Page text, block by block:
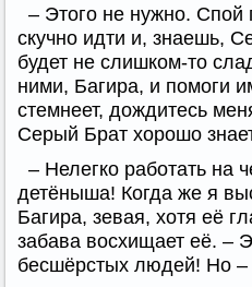
– Этого не нужно. Спой
скучно идти и, знаешь,
будет не слишком-то
ними, Багира, и помоги
стемнеет, дождитесь
Серый Брат хорошо
– Нелегко работать на
детёныша! Когда же я
Багира, зевая, хотя её
забава восхищает её. –
бесшёрстых людей! Но –